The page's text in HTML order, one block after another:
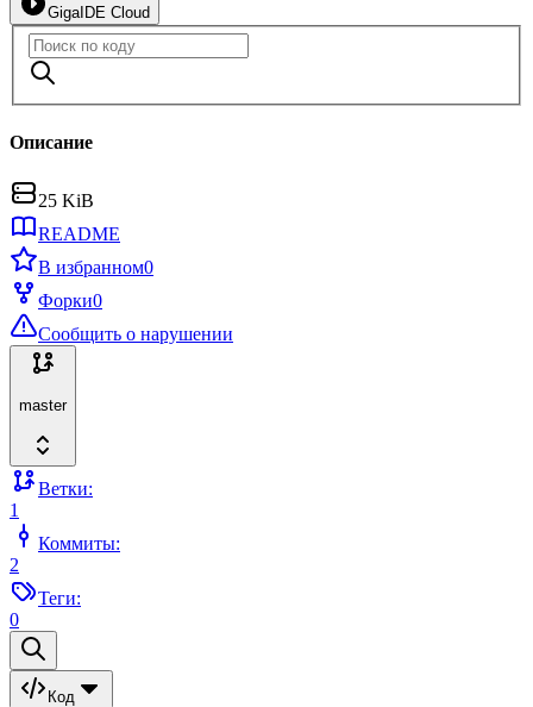
GigaIDE Cloud
Описание
25 KiB
README
В избранном0
Форки0
Сообщить о нарушении
master
Ветки:
1
Коммиты:
2
Теги:
0
Код